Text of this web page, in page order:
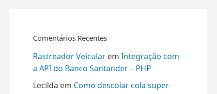
Comentários Recentes
Rastreador Veicular em Integração com
a API do Banco Santander – PHP
Lecilda em Como descolar cola super-